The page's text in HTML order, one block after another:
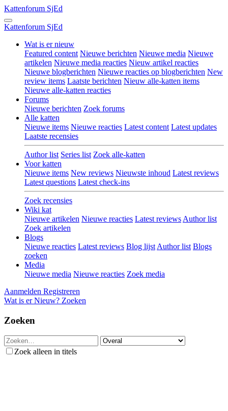
Kattenforum SjEd
Kattenforum SjEd
Wat is er nieuw
Featured content Nieuwe berichten Nieuwe media Nieuwe
artikelen Nieuwe media reacties Nieuw artikel reacties
Nieuwe blogberichten Nieuwe reacties op blogberichten New
review items Laatste berichten Nieuw alle-katten items
Nieuwe alle-katten reacties
Forums
Nieuwe berichten Zoek forums
Alle katten
Nieuwe items Nieuwe reacties Latest content Latest updates
Laatste recensies
Author list Series list Zoek alle-katten
Voor katten
Nieuwe items New reviews Nieuwste inhoud Latest reviews
Latest questions Latest check-ins
Zoek recensies
Wiki kat
Nieuwe artikelen Nieuwe reacties Latest reviews Author list
Zoek artikelen
Blogs
Nieuwe reacties Latest reviews Blog lijst Author list Blogs
zoeken
Media
Nieuwe media Nieuwe reacties Zoek media
Aanmelden Registreren
Wat is er Nieuw? Zoeken
Zoeken
Zoek alleen in titels